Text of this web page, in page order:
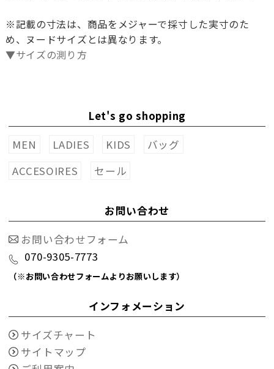
※記載の寸法は、商品をメジャーで採寸した実寸のた
め、ヌードサイズとは異なります。
▼サイズの測り方
Let's go shopping
MEN
LADIES KIDS
バッグ
ACCESOIRES
セール
お問い合わせ
お問い合わせフォーム
070-9305-7773
（※お問い合わせフォームよりお願いします）
インフォメーション
サイズチャート
サイトマップ